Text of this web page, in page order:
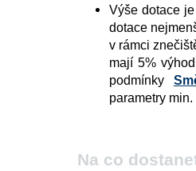
Výše dotace
dotace
v rámci
mají 5%
podmínky
parametry
Na co